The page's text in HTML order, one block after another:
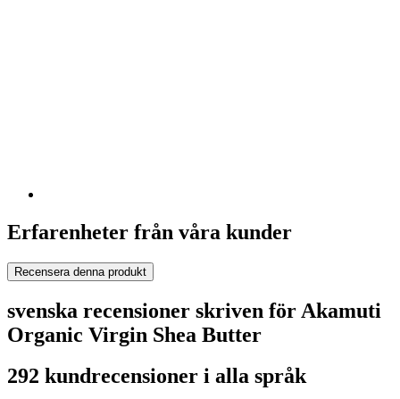
Erfarenheter från våra kunder
Recensera denna produkt
svenska recensioner skriven för Akamuti
Organic Virgin Shea Butter
292 kundrecensioner i alla språk